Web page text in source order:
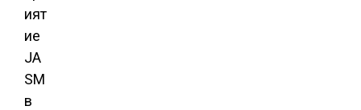
ият
ие
JA
SM
в